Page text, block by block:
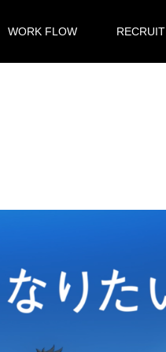
WORK FLOW RECRUIT